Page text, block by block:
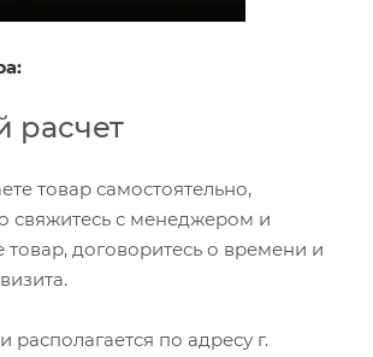
расчет
товар самостоятельно,
свяжитесь с менеджером и
товар, договоритесь о времени и
по адресу г.